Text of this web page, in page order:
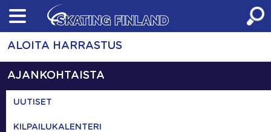
Skip
content
ALOITA HARRASTUS
AJANKOHTAISTA
UUTISET
KILPAILUKALENTERI